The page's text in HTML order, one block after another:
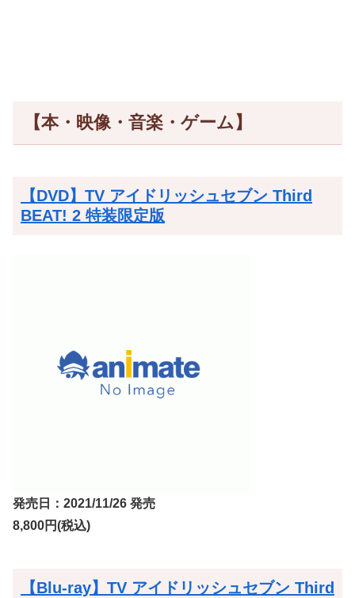
【本・映像・音楽・ゲーム】
【DVD】TV アイドリッシュセブン Third
BEAT! 2 特装限定版
発売日：2021/11/26 発売
8,800円(税込)
【Blu-ray】TV アイドリッシュセブン Third